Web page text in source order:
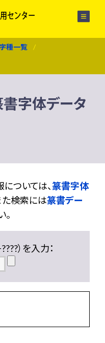
種一覧
書字体データ
ついては、篆書字体
た検索には篆書デー
）を入力：